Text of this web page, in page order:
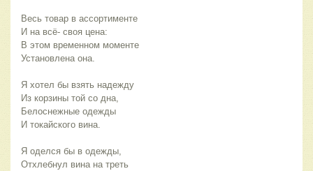
Весь товар в ассортименте
И на всё- своя цена:
В этом временном моменте
Установлена она.
Я хотел бы взять надежду
Из корзины той со дна,
Белоснежные одежды
И токайского вина.
Я оделся бы в одежды,
Отхлебнул вина на треть